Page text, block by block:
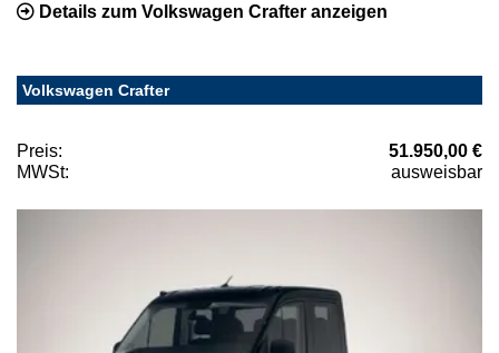
Details zum Volkswagen Crafter anzeigen
Volkswagen Crafter
Preis:
51.950,00 €
MWSt:
ausweisbar